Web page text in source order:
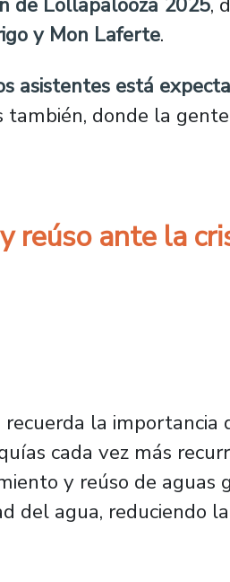
y Mon Laferte.
asistentes está
también, donde la
reúso ante la
la importancia
cada vez más
y reúso de aguas
del agua, reduciendo